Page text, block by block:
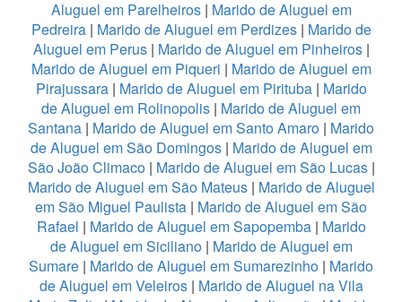
Aluguel em Parelheiros| Marido de Aluguel em
Pedreira| Marido de Aluguel em Perdizes| Marido de
Aluguel em Perus| Marido de Aluguel em Pinheiros|
Marido de Aluguel em Piqueri | Marido de Aluguel em
Pirajussara| Marido de Aluguel em Pirituba| Marido
de Aluguel em Rolinopolis | Marido de Aluguel em
Santana | Marido de Aluguel em Santo Amaro | Marido
de Aluguel em São Domingos| Marido de Aluguel em
São João Climaco| Marido de Aluguel em São Lucas|
Marido de Aluguel em São Mateus | Marido de Aluguel
em São Miguel Paulista | Marido de Aluguel em São
Rafael | Marido de Aluguel em Sapopemba | Marido
de Aluguel em Siciliano| Marido de Aluguel em
Sumare | Marido de Aluguel em Sumarezinho | Marido
de Aluguel em Veleiros| Marido de Aluguel na Vila